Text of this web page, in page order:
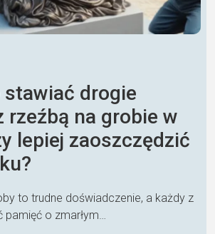
stawiać drogie
rzeźbą na grobie w
lepiej zaoszczędzić
to trudne doświadczenie, a każdy z
pamięć o zmarłym…